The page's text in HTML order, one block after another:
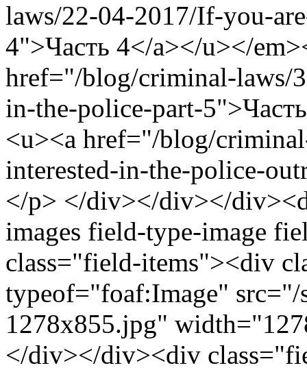
laws/22-04-2017/If-you-
4">Часть 4</a></u></
href="/blog/criminal-laws/
in-the-police-part-
<u><a href="/blog/
interested-in-the-police-
</p> </div></div></
images field-type-image
class="field-items"><div
typeof="foaf:Image"
1278x855.jpg"
</div></div><div